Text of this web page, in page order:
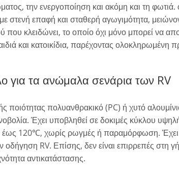
την ενεργοποίηση και ακόμη και τη φωτιά.
στενή επαφή και σταθερή αγωγιμότητα,
που κλειδώνει, το οποίο όχι μόνο μπορεί να
και κατοικίδια, παρέχοντας ολοκληρωμένη
για τα ανώμαλα σενάρια των RV
πολυανθρακικό (PC) ή χυτό
Έχει υποβληθεί σε δοκιμές κύκλου
120℃, χωρίς ρωγμές ή παραμόρφωση. Έχει
RV. Επίσης, δεν είναι επιρρεπές στη
αντικατάστασης.